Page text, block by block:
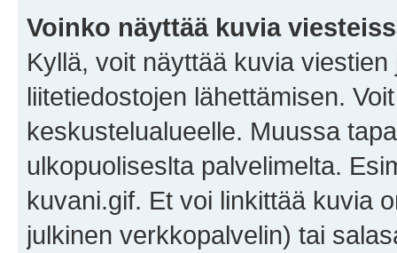
Voinko näyttää kuvia
Kyllä, voit näyttää kuvia
liitetiedostojen lähettämisen.
keskustelualueelle. Muussa
ulkopuoliseslta palvelimelta.
kuvani.gif. Et voi linkittää kuvia
julkinen verkkopalvelin) tai